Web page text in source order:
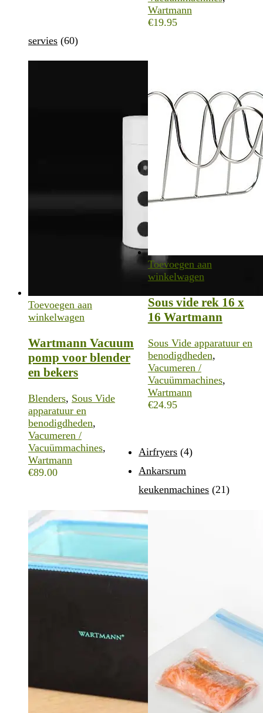
Wartmann
€19.95
Toevoegen aan
winkelwagen
Wartmann Vacuum
pomp voor blender
en bekers
Blenders, Sous Vide
apparatuur en
benodigdheden,
Vacumeren /
Vacuümmachines,
Wartmann
€89.00
Toevoegen aan
winkelwagen
Sous vide rek 16 x
16 Wartmann
Sous Vide apparatuur en
benodigdheden,
Vacumeren /
Vacuümmachines,
Wartmann
€24.95
servies (60)
Airfryers (4)
Ankarsrum
keukenmachines (21)